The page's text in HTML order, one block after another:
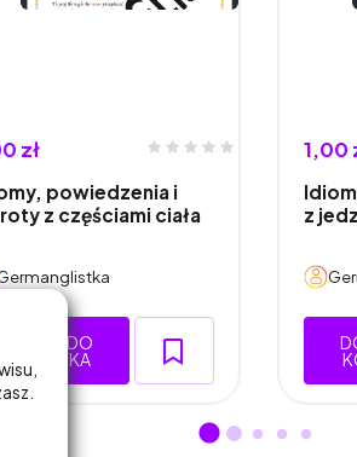
zł
powiedzenia i
z częściami ciała
DODAJ DO
KOSZYKA
1,00
z